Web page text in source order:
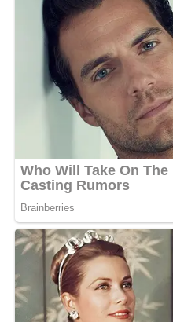
Ines Lelyon : Je ne
remporter le titre de
représenter ma région
Miss France. Cependant,
est un accomplissement
significative pour ma
j’ai pu me hisser
extrêmement heureuse de